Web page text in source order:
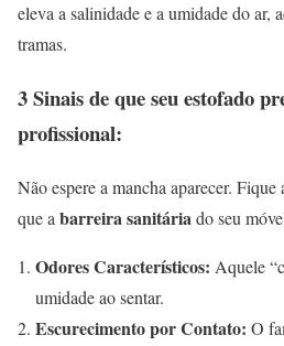
eleva a salinidade e a umidade do ar,
tramas.
3 Sinais de que seu estofado
profissional:
Não espere a mancha aparecer.
que a barreira sanitáriado seu
Odores Característicos: Aquele
umidade ao sentar.
Escurecimento por Contato: O